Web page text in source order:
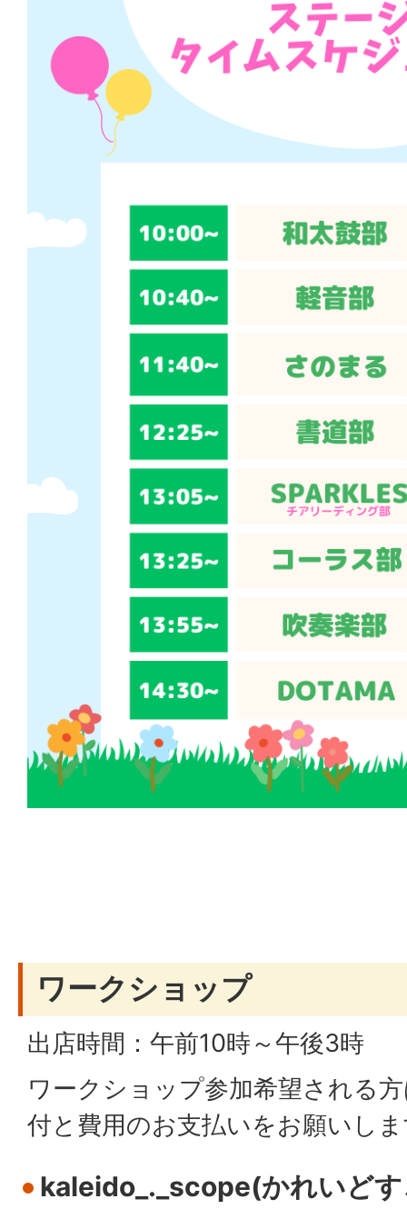
ワークショップ
出店時間：午前10時～午後3時
ワークショップ参加希望される
付と費用のお支払いをお願いし
kaleido_._scope(かれいど